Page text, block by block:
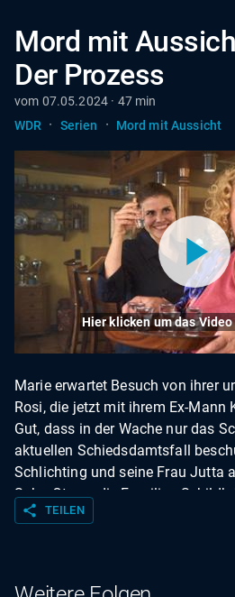
Mord mit
Der Prozess
vom 07.05.2024 · 47 min
WDR
· Serien · Mord mit Aussicht
Hier klicken um das
Marie erwartet Besuch von ihrer
Rosi, die jetzt mit ihrem Ex-Mann
Gut, dass in der Wache nur das
aktuellen Schiedsdamtsfall
Schlichting und seine Frau Jutta
Sohn Otmar, die Familien-
und dadurch getötet zu haben.
eskaliert und alte Wunden bei
share TEILEN